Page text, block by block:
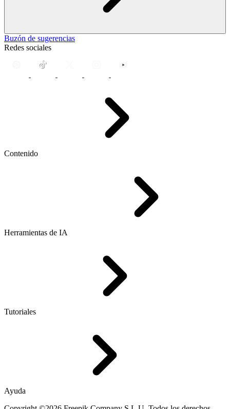
Buzón de sugerencias
Redes sociales
Contenido
Herramientas de IA
Tutoriales
Ayuda